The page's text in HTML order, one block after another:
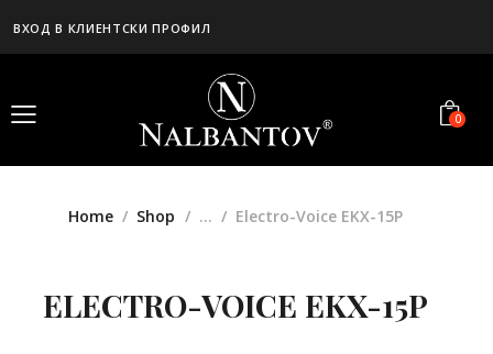
ВХОД В КЛИЕНТСКИ ПРОФИЛ
0
ELECTRO-VOICE EKX-15P
Home Shop ... Electro-Voice EKX-15P